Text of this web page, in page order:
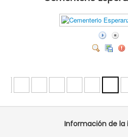
Información de la